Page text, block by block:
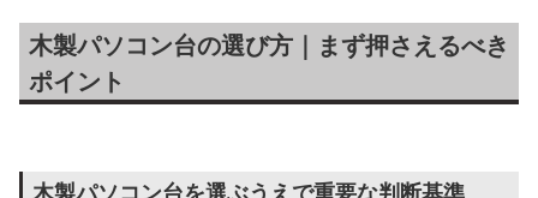
木製パソコン台の選び方｜まず押さえるべき
ポイント
木製パソコン台を選ぶうえで重要な判断基準